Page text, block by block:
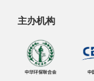
主办机构